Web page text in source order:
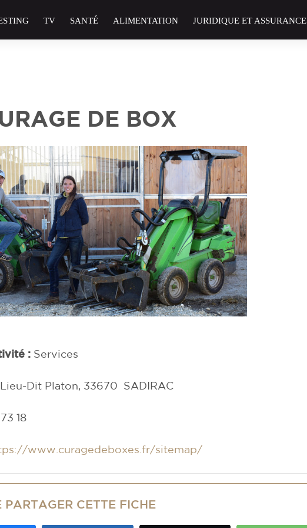
TV SANTÉ ALIMENTATION JURIDIQUE ET ASSURANCE
DE BOX
: Services
Dit Platon, 33670 SADIRAC
18
www.curagedeboxes.fr/sitemap/
PARTAGER CETTE FICHE